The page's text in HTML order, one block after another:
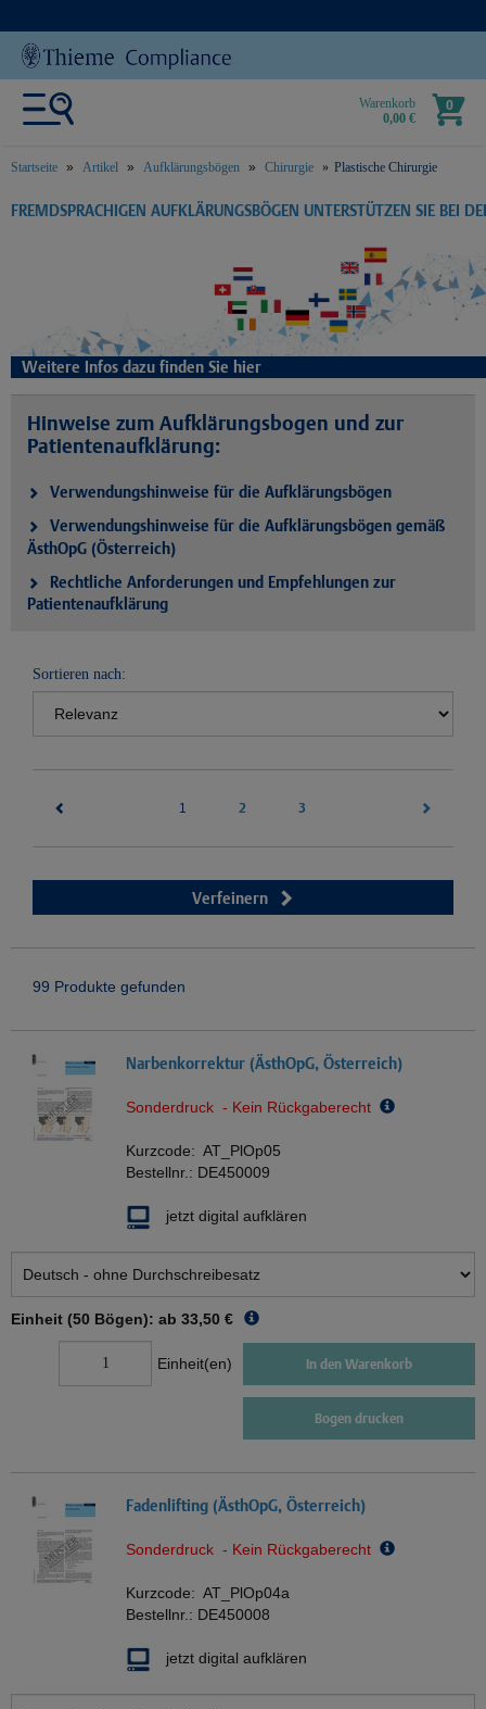
Warenkorb
0,00 €
0
Startseite Artikel Aufklärungsbögen Chirurgie Plastische Chirurgie
text.skipToContent
text.skipToNavigation
FREMDSPRACHIGEN AUFKLÄRUNGSBÖGEN UNTERSTÜTZEN SIE BEI
Weitere Infos dazu finden Sie hier
Hinweise zum Aufklärungsbogen und zur
Patientenaufklärung:
Verwendungshinweise für die Aufklärungsbögen
Verwendungshinweise für die Aufklärungsbögen gemäß
ÄsthOpG (Österreich)
Rechtliche Anforderungen und Empfehlungen zur
Patientenaufklärung
Sortieren nach:
1 2 3
Verfeinern
99 Produkte gefunden
Narbenkorrektur (ÄsthOpG, Österreich)
Sonderdruck - Kein Rückgaberecht
Kurzcode: AT_PlOp05
Bestellnr.: DE450009
jetzt digital aufklären
Einheit (50 Bögen): ab 33,50 €
Einheit(en) In den Warenkorb
Bogen drucken
Fadenlifting (ÄsthOpG, Österreich)
Sonderdruck - Kein Rückgaberecht
Kurzcode: AT_PlOp04a
Bestellnr.: DE450008
jetzt digital aufklären